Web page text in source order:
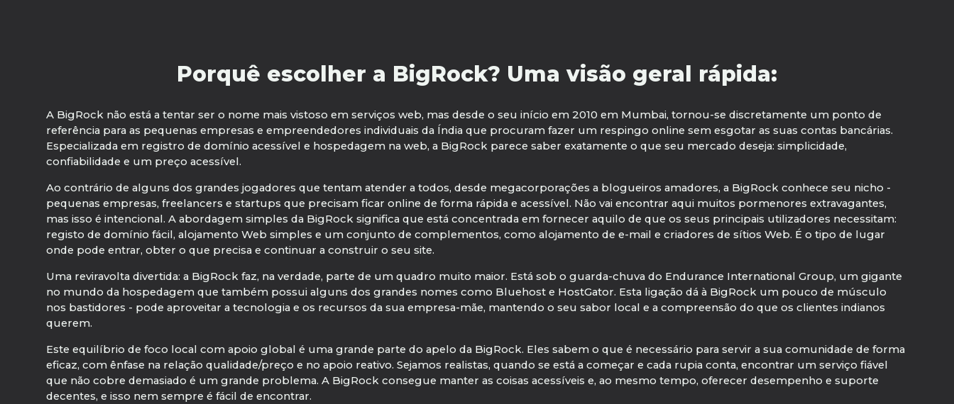
Porquê escolher a BigRock? Uma visão geral rápida:
A BigRock não está a tentar ser o nome mais vistoso em serviços web, mas desde o seu início em 2010 em Mumbai, tornou-se discretamente um ponto de
referência para as pequenas empresas e empreendedores individuais da Índia que procuram fazer um respingo online sem esgotar as suas contas bancárias.
Especializada em registro de domínio acessível e hospedagem na web, a BigRock parece saber exatamente o que seu mercado deseja: simplicidade,
confiabilidade e um preço acessível.
Ao contrário de alguns dos grandes jogadores que tentam atender a todos, desde megacorporações a blogueiros amadores, a BigRock conhece seu nicho -
pequenas empresas, freelancers e startups que precisam ficar online de forma rápida e acessível. Não vai encontrar aqui muitos pormenores extravagantes,
mas isso é intencional. A abordagem simples da BigRock significa que está concentrada em fornecer aquilo de que os seus principais utilizadores necessitam:
registo de domínio fácil, alojamento Web simples e um conjunto de complementos, como alojamento de e-mail e criadores de sítios Web. É o tipo de lugar
onde pode entrar, obter o que precisa e continuar a construir o seu site.
Uma reviravolta divertida: a BigRock faz, na verdade, parte de um quadro muito maior. Está sob o guarda-chuva do Endurance International Group, um gigante
no mundo da hospedagem que também possui alguns dos grandes nomes como Bluehost e HostGator. Esta ligação dá à BigRock um pouco de músculo
nos bastidores - pode aproveitar a tecnologia e os recursos da sua empresa-mãe, mantendo o seu sabor local e a compreensão do que os clientes indianos
querem.
Este equilíbrio de foco local com apoio global é uma grande parte do apelo da BigRock. Eles sabem o que é necessário para servir a sua comunidade de forma
eficaz, com ênfase na relação qualidade/preço e no apoio reativo. Sejamos realistas, quando se está a começar e cada rupia conta, encontrar um serviço fiável
que não cobre demasiado é um grande problema. A BigRock consegue manter as coisas acessíveis e, ao mesmo tempo, oferecer desempenho e suporte
decentes, e isso nem sempre é fácil de encontrar.